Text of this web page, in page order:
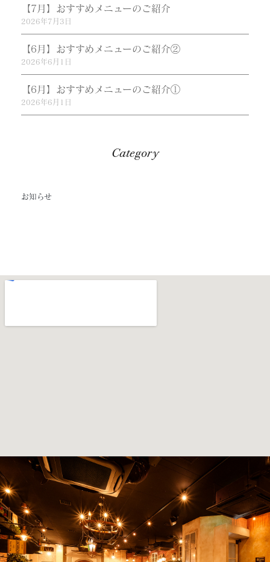
【7月】おすすめメニューのご紹介
2026年7月3日
【6月】おすすめメニューのご紹介②
2026年6月1日
【6月】おすすめメニューのご紹介①
2026年6月1日
Category
お知らせ